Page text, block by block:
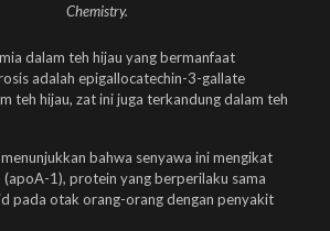
Chemistry.
dalam teh hijau yang bermanfaat
adalah epigallocatechin-3-gallate
teh hijau, zat ini juga terkandung dalam teh
bahwa senyawa ini mengikat
1), protein yang berperilaku sama
pada otak orang-orang dengan penyakit